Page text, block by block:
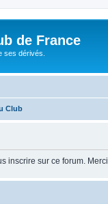
de France
ses dérivés.
Club
inscrire sur ce forum. Merci